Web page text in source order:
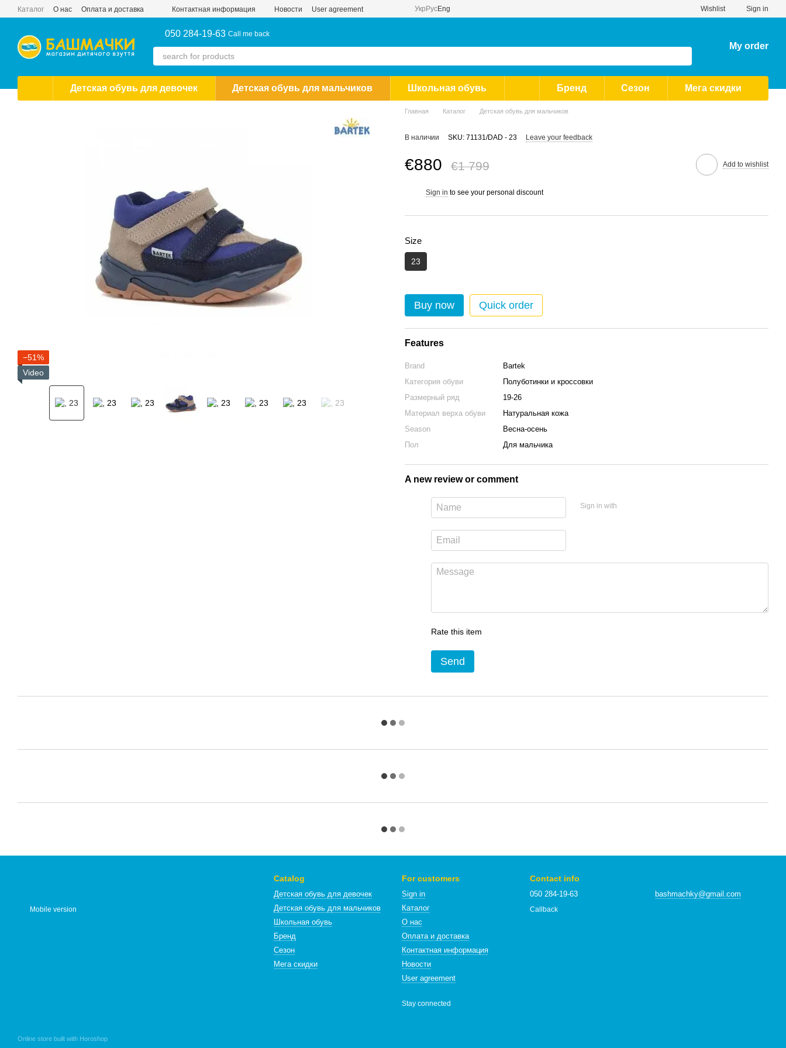
Skip to main content
Каталог О нас Оплата и доставка Контактная информация Новости User agreement Укр РусEng Wishlist Sign in
050 284-19-63 Call me back
My order
Детская обувь для девочек Детская обувь для мальчиков Школьная обувь Бренд Сезон Мега скидки
−51%
Video
Главная Каталог Детская обувь для мальчиков
В наличии SKU: 71131/DAD - 23 Leave your feedback
€880 €1 799 Add to wishlist
Sign in to see your personal discount
Size
23
Buy now Quick order
Features
Brand
Bartek
Категория обуви
Полуботинки и кроссовки
Размерный ряд
19-26
Материал верха обуви
Натуральная кожа
Season
Весна-осень
Пол
Для мальчика
A new review or comment
Sign in with
Rate this item
Send
Mobile version
Online store built with Horoshop
Catalog
Детская обувь для девочек
Детская обувь для мальчиков
Школьная обувь
Бренд
Сезон
Мега скидки
For customers
Sign in
Каталог
О нас
Оплата и доставка
Контактная информация
Новости
User agreement
Stay connected
Contact info
050 284-19-63
Callback
bashmachky@gmail.com